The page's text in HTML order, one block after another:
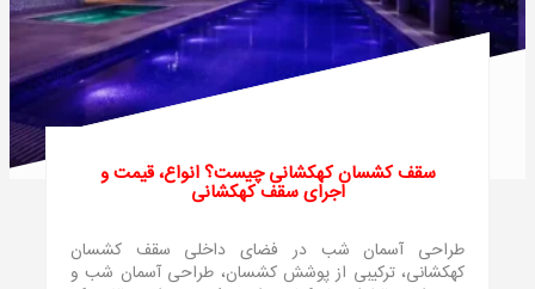
سقف کشسان کهکشانی چیست؟ انواع، قیمت و
اجرای سقف کهکشانی
طراحی آسمان شب در فضای داخلی سقف کشسان
کهکشانی، ترکیبی از پوشش کشسان، طراحی آسمان شب و